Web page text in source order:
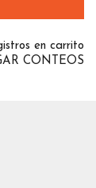
en carrito
CONTEOS